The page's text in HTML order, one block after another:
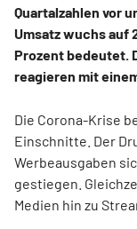
Quartalzahlen vor
Umsatz wuchs auf
Prozent bedeutet.
reagieren mit
Die Corona-Krise
Einschnitte. Der
Werbeausgaben
gestiegen.
Medien hin zu